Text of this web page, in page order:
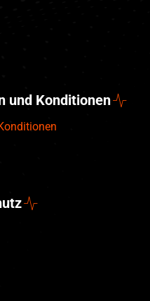
und Konditionen